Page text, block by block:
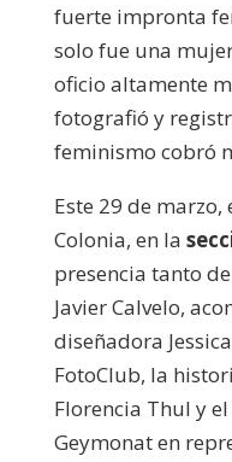
fuerte impronta
solo fue una
oficio altamente
fotografió y
feminismo cobró
Este 29 de
Colonia, en la
presencia tanto
Javier Calvelo,
diseñadora
FotoClub, la
Florencia Thul y
Geymonat en